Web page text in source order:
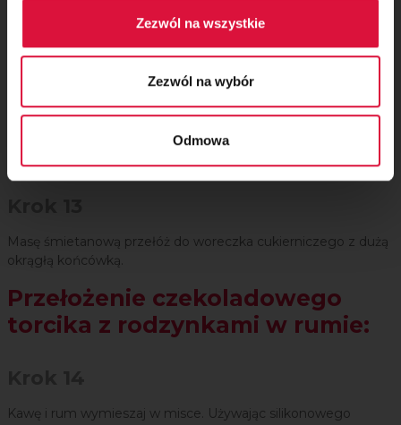
Zezwól na wszystkie
Zezwól na wybór
Odmowa
Masę śmietanową przełóż do woreczka cukierniczego z dużą
okrągłą końcówką.
Przełożenie czekoladowego
torcika z rodzynkami w rumie:
Kawę i rum wymieszaj w misce. Używając silikonowego